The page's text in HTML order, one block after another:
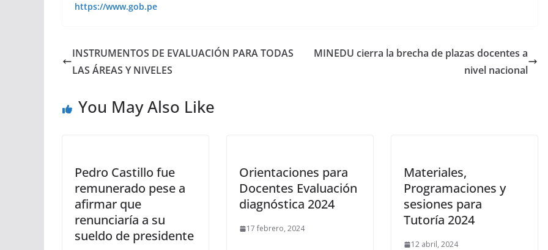
https://www.gob.pe
INSTRUMENTOS DE EVALUACIÓN PARA TODAS
LAS ÁREAS Y NIVELES
MINEDU cierra la brecha de plazas docentes a
nivel nacional
You May Also Like
Pedro Castillo fue
remunerado pese a
afirmar que
renunciaría a su
sueldo de presidente
Orientaciones para
Docentes Evaluación
diagnóstica 2024
17 febrero, 2024
Materiales,
Programaciones y
sesiones para
Tutoría 2024
12 abril, 2024